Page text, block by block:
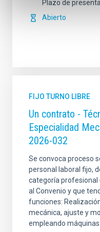
Plazo de
Abierto
FIJO TURNO LIBRE
Un contrato -
Especialidad
2026-032
Se convoca proceso
personal laboral fijo,
categoría profesional
al Convenio y que
funciones:
mecánica, ajuste y
empleando